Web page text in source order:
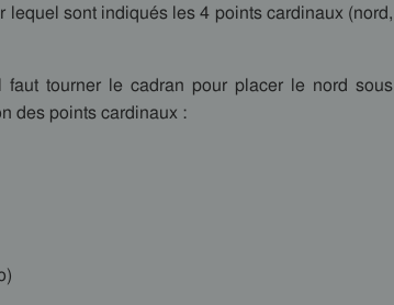
lequel sont indiqués les 4 points cardinaux (nord,
tourner le cadran pour placer le nord sous
des points cardinaux :